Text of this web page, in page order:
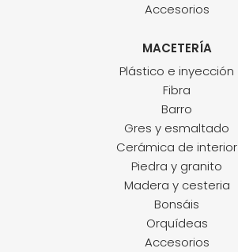
Accesorios
MACETERÍA
Plástico e inyección
Fibra
Barro
Gres y esmaltado
Cerámica de interior
Piedra y granito
Madera y cesteria
Bonsáis
Orquídeas
Accesorios